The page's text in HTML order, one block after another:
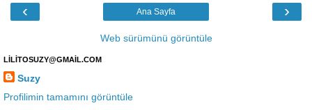
‹ ›
Ana Sayfa
Web sürümünü görüntüle
LİLİTOSUZY@GMAİL.COM
Suzy
Profilimin tamamını görüntüle